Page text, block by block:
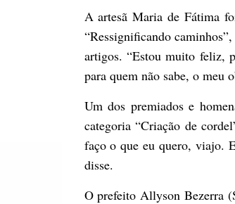
A artesã Maria de Fátima
“Ressignificando
artigos. “Estou muito feliz,
para quem não sabe, o meu
Um dos premiados e
categoria “Criação de
faço o que eu quero, viajo.
disse.
O prefeito Allyson Bezerra